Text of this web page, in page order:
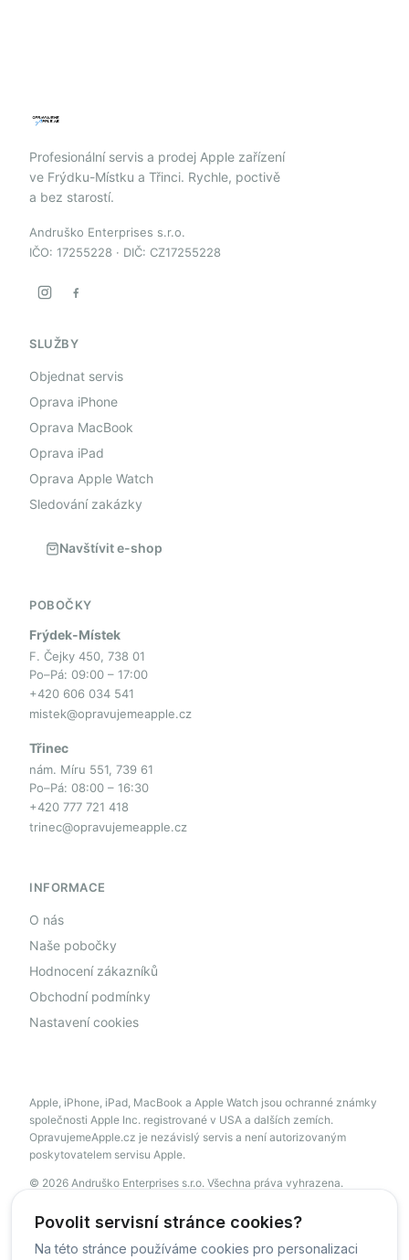
Povolit servisní stránce cookies?
Na této stránce používáme cookies pro personalizaci
Profesionální servis a prodej Apple zařízení
ve Frýdku-Místku a Třinci. Rychle, poctivě
a bez starostí.
Andruško Enterprises s.r.o.
IČO: 17255228 · DIČ: CZ17255228
SLUŽBY
Objednat servis
Oprava iPhone
Oprava MacBook
Oprava iPad
Oprava Apple Watch
Sledování zakázky
Navštívit e-shop
POBOČKY
Frýdek-Místek
F. Čejky 450, 738 01
Po–Pá: 09:00 – 17:00
+420 606 034 541
mistek@opravujemeapple.cz
Třinec
nám. Míru 551, 739 61
Po–Pá: 08:00 – 16:30
+420 777 721 418
trinec@opravujemeapple.cz
INFORMACE
O nás
Naše pobočky
Hodnocení zákazníků
Obchodní podmínky
Nastavení cookies
Apple, iPhone, iPad, MacBook a Apple Watch jsou ochranné známky
společnosti Apple Inc. registrované v USA a dalších zemích.
OpravujemeApple.cz je nezávislý servis a není autorizovaným
poskytovatelem servisu Apple.
© 2026 Andruško Enterprises s.r.o. Všechna práva vyhrazena.